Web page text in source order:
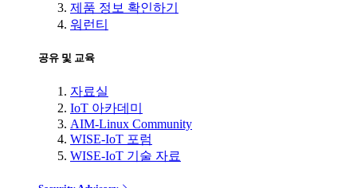
제품 정보 확인하기
워런티
공유 및 교육
자료실
IoT 아카데미
AIM-Linux Community
WISE-IoT 포럼
WISE-IoT 기술 자료